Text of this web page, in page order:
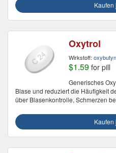
Kaufen
Oxytrol
Wirkstoff:
$1.59 for pill
Generisches
Blase und reduziert die Häufigkeit
über Blasenkontrolle, Schmerzen
Kaufen